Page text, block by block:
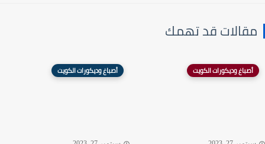
قد تهمك
أصباغ وديكورات الكويت أصباغ وديكورات الكويت